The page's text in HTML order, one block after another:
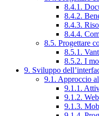
8.4.1.
8.4.2.
8.4.3.
8.4.4.
8.5. Progettare
8.5.1.
8.5.2. I
9. Sviluppo
9.1. Approccio
9.1.1.
9.1.2.
9.1.3.